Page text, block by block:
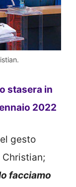
stasera in
2022
gesto
facciamo